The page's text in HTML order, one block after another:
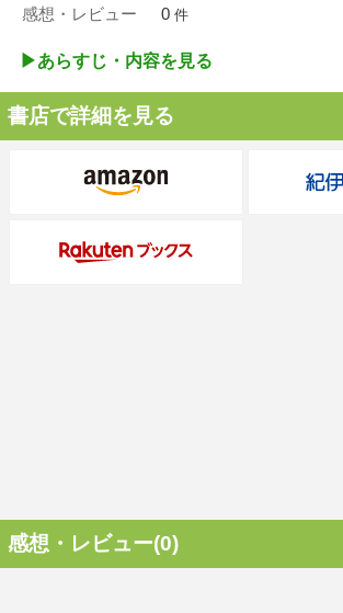
感想・レビュー 0 件
▶︎あらすじ・内容を見る
書店で詳細を見る
感想・レビュー(0)